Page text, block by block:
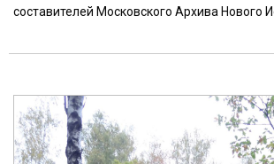
составителей Московского Архива Нового